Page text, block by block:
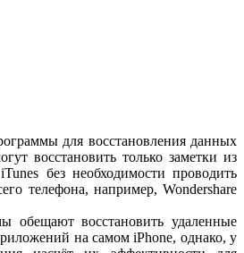
для восстановления данных
восстановить только заметки из
без необходимости проводить
телефона, например, Wondershare
обещают восстановить удаленные
на самом iPhone, однако, у